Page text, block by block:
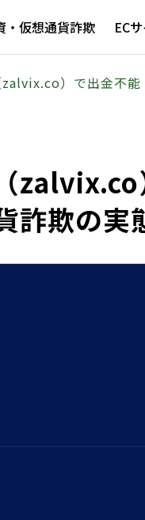
・仮想通貨詐欺 EC
）で出金不
zalvix.co
詐欺の実